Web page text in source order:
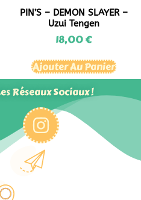
PIN’S – DEMON SLAYER –
Uzui Tengen
18,00€
Ajouter Au Panier
Réseaux Sociaux !